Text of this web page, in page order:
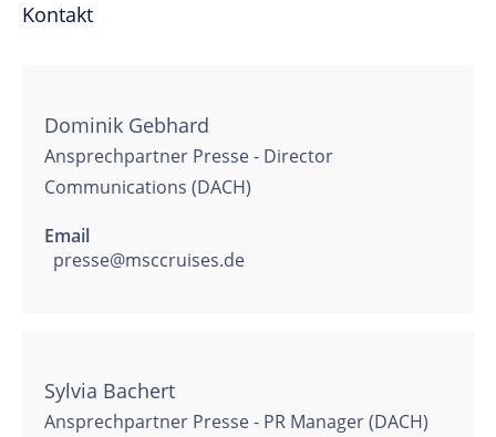
Kontakt
Dominik Gebhard
Ansprechpartner Presse - Director
Communications (DACH)
Email
presse@msccruises.de
Sylvia Bachert
Ansprechpartner Presse - PR Manager (DACH)